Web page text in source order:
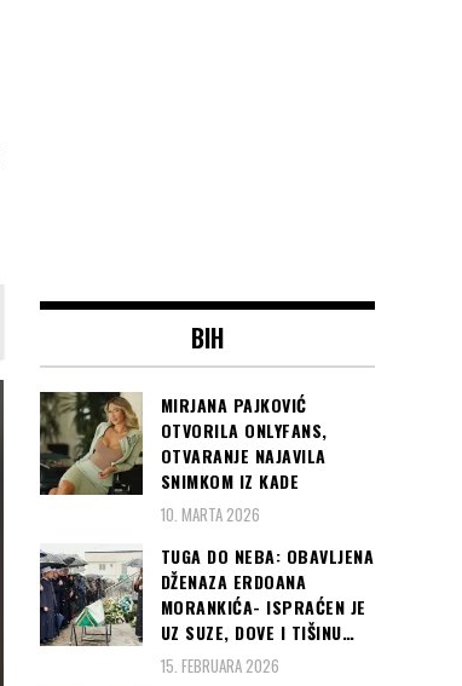
BIH
MIRJANA PAJKOVIĆ
OTVORILA ONLYFANS,
OTVARANJE NAJAVILA
SNIMKOM IZ KADE
10. MARTA 2026
TUGA DO NEBA: OBAVLJENA
DŽENAZA ERDOANA
MORANKIĆA- ISPRAĆEN JE
UZ SUZE, DOVE I TIŠINU…
15. FEBRUARA 2026